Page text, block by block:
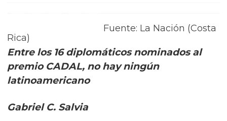
Fuente: La Nación (Costa
Rica)
Entre los 16 diplomáticos nominados al
premio CADAL, no hay ningún
latinoamericano
Gabriel C. Salvia